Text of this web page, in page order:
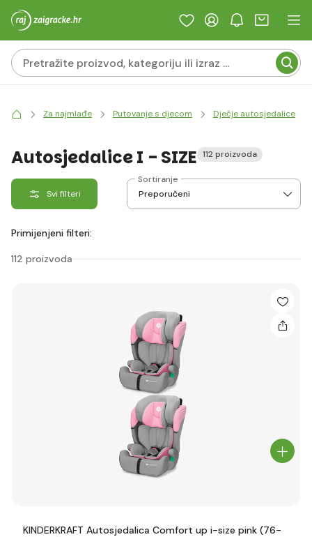
Za najmlađe Putovanje s djecom Dječje autosjedalice
Autosjedalice I - SIZE 112 proizvoda
Svi filteri
Sortiranje
Primijenjeni filteri:
112 proizvoda
KINDERKRAFT Autosjedalica Comfort up i-size pink (76-